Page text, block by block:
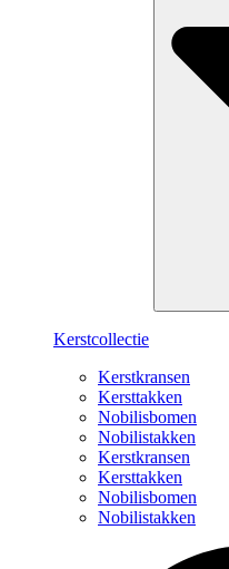
Kerstcollectie
Kerstkransen
Kersttakken
Nobilisbomen
Nobilistakken
Kerstkransen
Kersttakken
Nobilisbomen
Nobilistakken